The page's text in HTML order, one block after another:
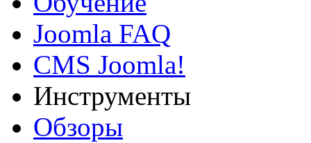
Joomla FAQ
CMS Joomla!
Инструменты
Обзоры